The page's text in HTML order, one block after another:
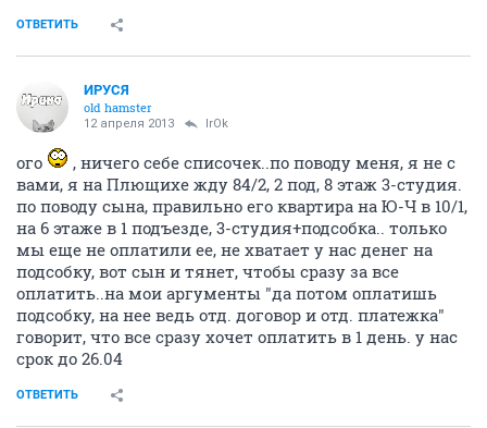
ОТВЕТИТЬ
ИРУСЯ
old hamster
12 апреля 2013 IrOk
ого
, ничего себе списочек..по поводу меня, я не с
вами, я на Плющихе жду 84/2, 2 под, 8 этаж 3-студия.
по поводу сына, правильно его квартира на Ю-Ч в 10/1,
на 6 этаже в 1 подъезде, 3-студия+подсобка.. только
мы еще не оплатили ее, не хватает у нас денег на
подсобку, вот сын и тянет, чтобы сразу за все
оплатить..на мои аргументы "да потом оплатишь
подсобку, на нее ведь отд. договор и отд. платежка"
говорит, что все сразу хочет оплатить в 1 день. у нас
срок до 26.04
ОТВЕТИТЬ